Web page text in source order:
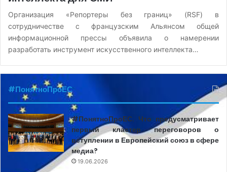
Организация «Репортеры без границ» (RSF) в
сотрудничестве с французским Альянсом общей
информационной прессы объявила о намерении
разработать инструмент искусственного интеллекта…
#ПонятноПроЕС
#ПонятноПроЕС. Что предусматривает
первый кластер переговоров о
вступлении в Европейский союз в сфере
медиа?
19.06.2026